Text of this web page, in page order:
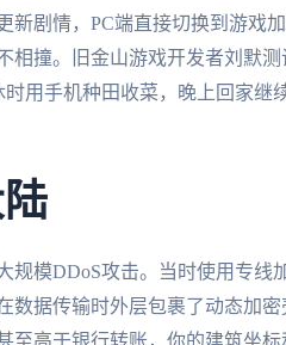
剧情，PC端直接切换到游戏
相撞。旧金山游戏开发者刘默
用手机种田收菜，晚上回家继
规模DDoS攻击。当时使用专线
据传输时外层包裹了动态加
至高于银行转账，你的建筑坐